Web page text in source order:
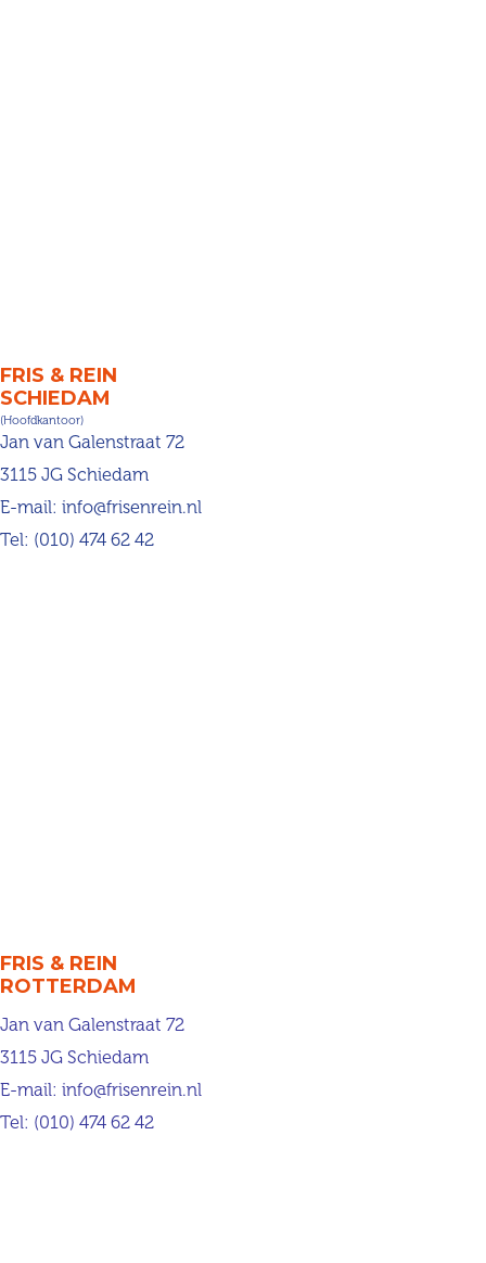
FRIS & REIN
SCHIEDAM
(Hoofdkantoor)
Jan van Galenstraat 72
3115 JG Schiedam
E-mail: info@frisenrein.nl
Tel: (010) 474 62 42
FRIS & REIN
ROTTERDAM
Jan van Galenstraat 72
3115 JG Schiedam
E-mail: info@frisenrein.nl
Tel: (010) 474 62 42